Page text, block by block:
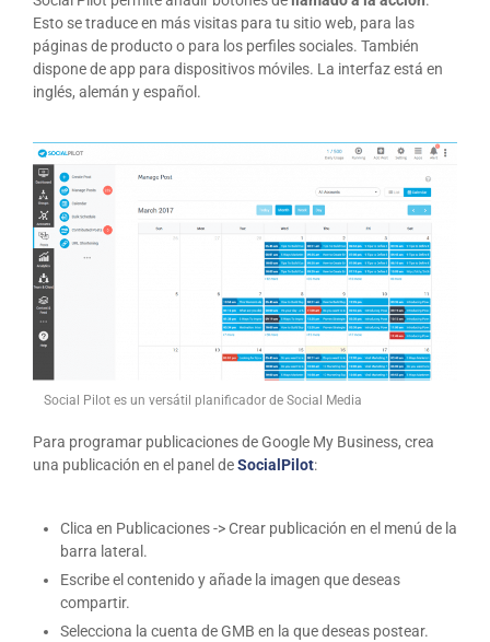
Esto se traduce en más visitas para tu sitio web, para las
páginas de producto o para los perfiles sociales. También
dispone de app para dispositivos móviles. La interfaz está en
inglés, alemán y español.
Social Pilot es un versátil planificador de Social Media
Para programar publicaciones de Google My Business, crea
una publicación en el panel deSocialPilot:
Clica en Publicaciones -> Crear publicación en el menú de la
barra lateral.
Escribe el contenido y añade la imagen que deseas
compartir.
Selecciona la cuenta de GMB en la que deseas postear.